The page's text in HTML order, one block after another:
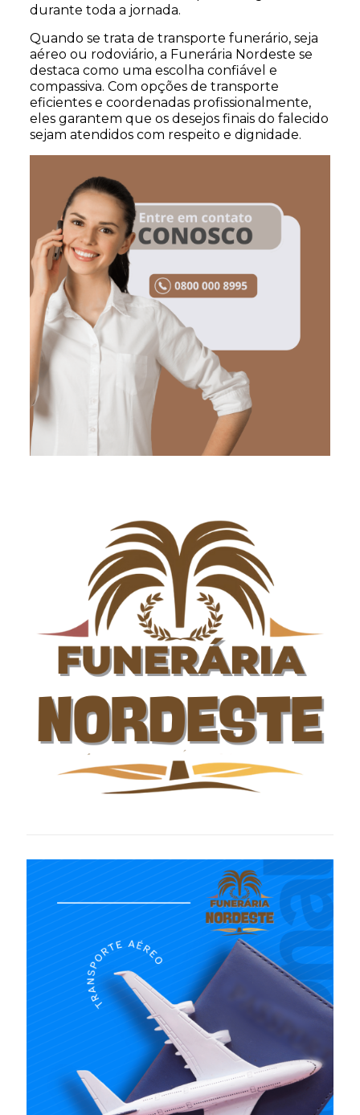
durante toda a jornada.
Quando se trata de transporte funerário, seja
aéreo ou rodoviário, a Funerária Nordeste se
destaca como uma escolha confiável e
compassiva. Com opções de transporte
eficientes e coordenadas profissionalmente,
eles garantem que os desejos finais do falecido
sejam atendidos com respeito e dignidade.